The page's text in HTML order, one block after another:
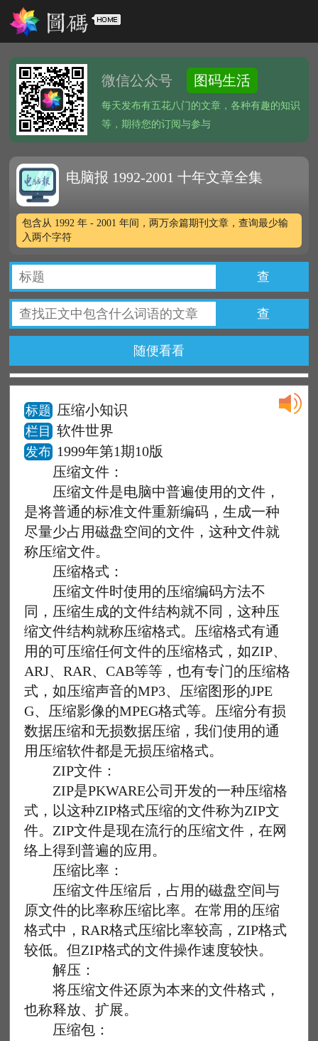
微信公众号 图码生活
每天发布有五花八门的文章，各种有趣的知识
等，期待您的订阅与参与
电脑报 1992-2001 十年文章全集
包含从 1992 年 - 2001 年间，两万余篇期刊文章，查询最少输
入两个字符
查
查
随便看看
标题 压缩小知识
栏目 软件世界
发布 1999年第1期10版
压缩文件：
压缩文件是电脑中普遍使用的文件，
是将普通的标准文件重新编码，生成一种
尽量少占用磁盘空间的文件，这种文件就
称压缩文件。
压缩格式：
压缩文件时使用的压缩编码方法不
同，压缩生成的文件结构就不同，这种压
缩文件结构就称压缩格式。压缩格式有通
用的可压缩任何文件的压缩格式，如ZIP、
ARJ、RAR、CAB等等，也有专门的压缩格
式，如压缩声音的MP3、压缩图形的JPE
G、压缩影像的MPEG格式等。压缩分有损
数据压缩和无损数据压缩，我们使用的通
用压缩软件都是无损压缩格式。
ZIP文件：
ZIP是PKWARE公司开发的一种压缩格
式，以这种ZIP格式压缩的文件称为ZIP文
件。ZIP文件是现在流行的压缩文件，在网
络上得到普遍的应用。
压缩比率：
压缩文件压缩后，占用的磁盘空间与
原文件的比率称压缩比率。在常用的压缩
格式中，RAR格式压缩比率较高，ZIP格式
较低。但ZIP格式的文件操作速度较快。
解压：
将压缩文件还原为本来的文件格式，
也称释放、扩展。
压缩包：